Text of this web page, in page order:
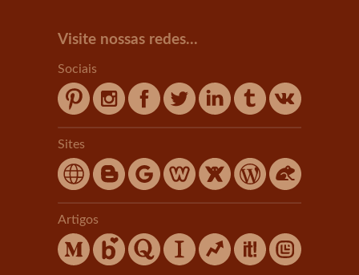
Visite nossas redes...
Sociais
Sites
Artigos